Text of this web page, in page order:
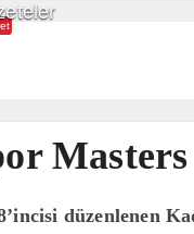
Masters
düzenlenen